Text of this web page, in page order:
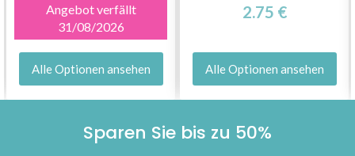
Angebot verfällt
31/08/2026
Alle Optionen ansehen
2.75 €
Alle Optionen ansehen
Sparen Sie bis zu 50%